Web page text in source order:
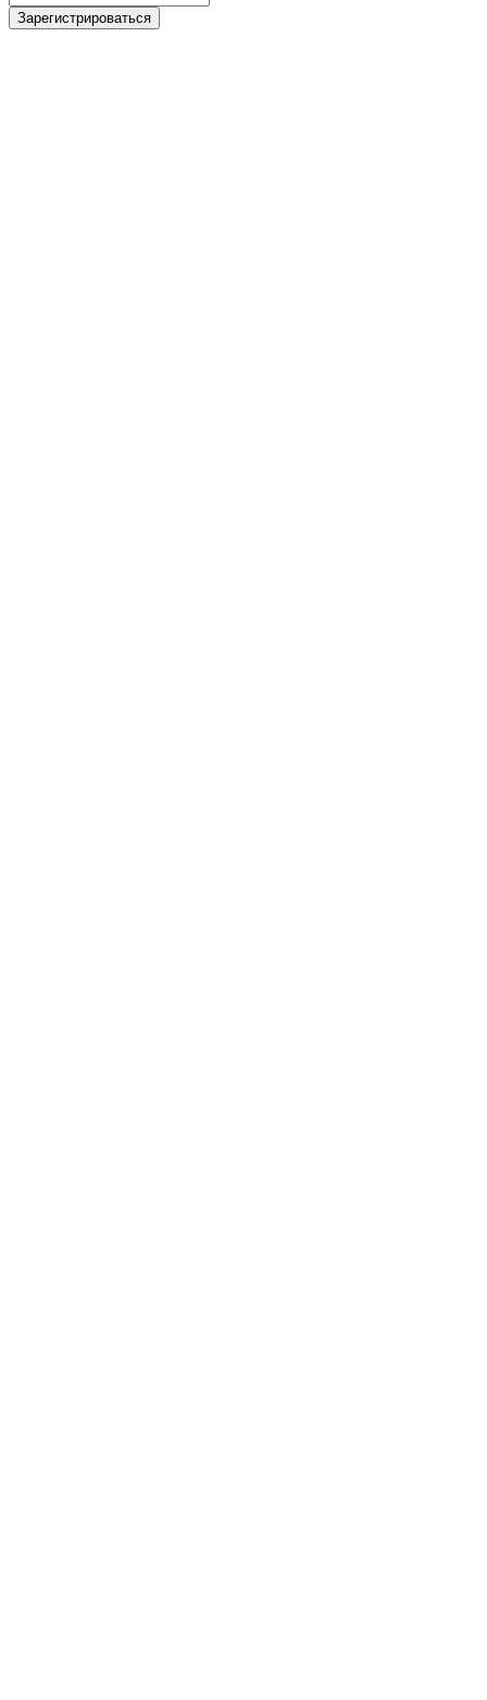
Зарегистрироваться